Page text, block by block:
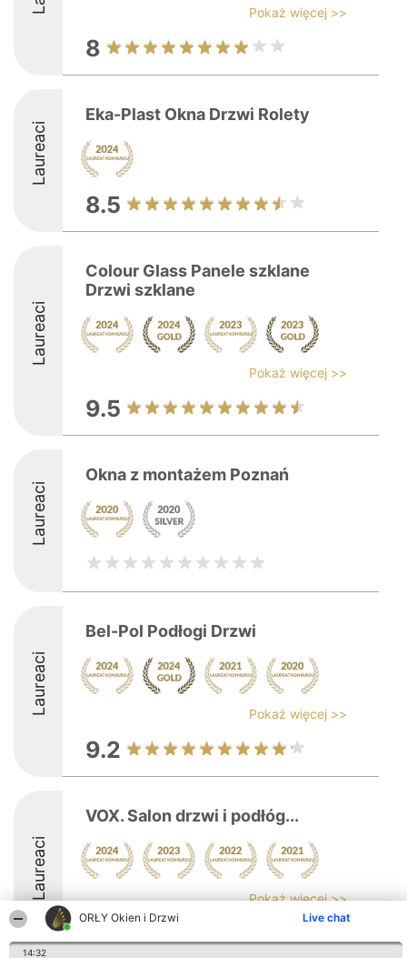
ORŁY Okien i Drzwi Live chat
14:32
Pokaż więcej >>
8
Laureaci
Eka-Plast Okna Drzwi Rolety
8.5
Laureaci
Colour Glass Panele szklane
Drzwi szklane
Pokaż więcej >>
9.5
Laureaci
Okna z montażem Poznań
Laureaci
Bel-Pol Podłogi Drzwi
Pokaż więcej >>
9.2
Laureaci
VOX. Salon drzwi i podłóg...
Pokaż więcej >>
8.4